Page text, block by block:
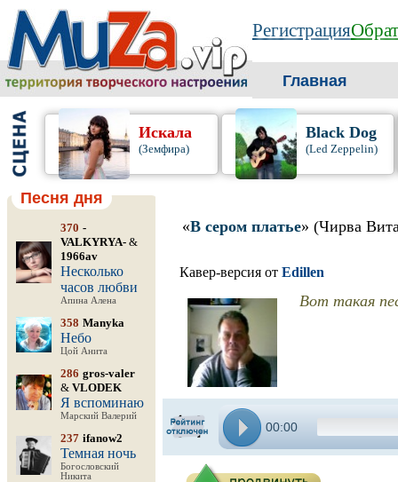
Регистрация
Главная
Искала
(Земфира)
Black Dog
(Led Zeppelin)
Песня дня
370 -
VALKYRYA- &
1966av
Несколько
часов любви
Апина Алена
358 Manyka
Небо
Цой Анита
286 gros-valer
& VLODEK
Я вспоминаю
Марский Валерий
237 ifanow2
Темная ночь
Богословский
Никита
«В сером платье» (Чирва
Кавер-версия от Edillen
Вот такая
00:00